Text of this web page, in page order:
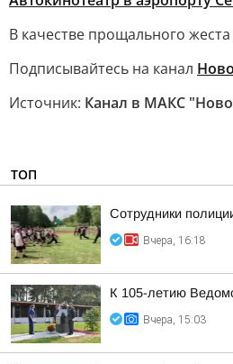
В качестве прощального
Подписывайтесь на канал
Источник: Канал в МАКС
ТОП
Сотрудники
Вчера, 16:18
К 105-летию
Вчера, 15:03